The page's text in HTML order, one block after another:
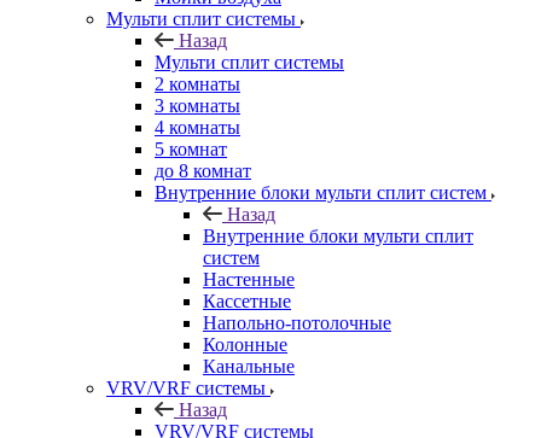
Мульти сплит системы
Назад
Мульти сплит системы
2 комнаты
3 комнаты
4 комнаты
5 комнат
до 8 комнат
Внутренние блоки мульти сплит систем
Назад
Внутренние блоки мульти сплит
систем
Настенные
Кассетные
Напольно-потолочные
Колонные
Канальные
VRV/VRF системы
Назад
VRV/VRF системы